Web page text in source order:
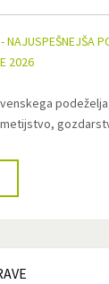
NAJUSPEŠNEJŠA
2026